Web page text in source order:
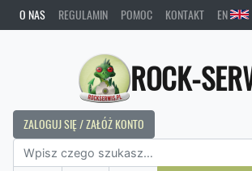
O NAS REGULAMIN POMOC KONTAKT EN
ROCK-
ZALOGUJ SIĘ / ZAŁÓŻ KONTO